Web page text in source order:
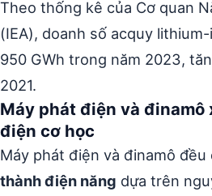
Theo thống kê của Cơ quan
(IEA), doanh số acquy
950 GWh trong năm 2023,
2021.
Máy phát điện và
điện cơ học
Máy phát điện và đinamô đều
thành điện năng dựa trên